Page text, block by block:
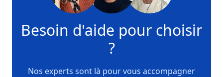
Besoin d'aide pour choisir
?
Nos experts sont là pour vous accompagner